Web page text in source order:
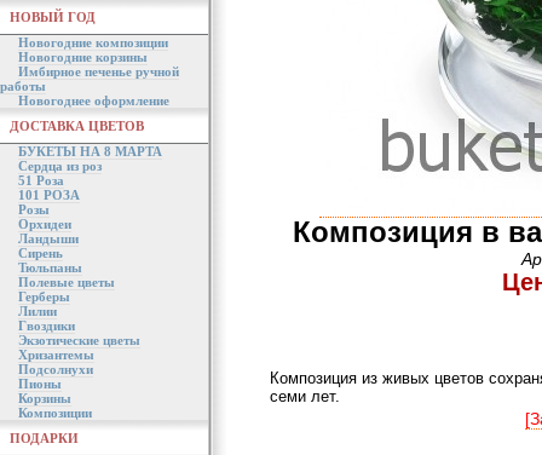
НОВЫЙ ГОД
Новогодние композиции
Новогодние корзины
Имбирное печенье ручной
работы
Новогоднее оформление
ДОСТАВКА ЦВЕТОВ
БУКЕТЫ НА 8 МАРТА
Сердца из роз
51 Роза
101 РОЗА
Розы
Орхидеи
Ландыши
Сирень
Тюльпаны
Полевые цветы
Герберы
Лилии
Гвоздики
Экзотические цветы
Хризантемы
Подсолнухи
Пионы
Корзины
Композиции
ПОДАРКИ
Композиция в
Композиция из живых цветов
семи лет.